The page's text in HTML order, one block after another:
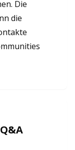
Die
die